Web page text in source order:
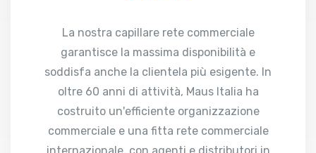
La nostra capillare rete commerciale
garantisce la massima disponibilità e
soddisfa anche la clientela più esigente. In
oltre 60 anni di attività, Maus Italia ha
costruito un'efficiente organizzazione
commerciale e una fitta rete commerciale